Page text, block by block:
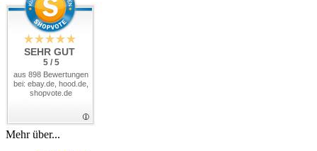
SEHR GUT
5 / 5
aus 898 Bewertungen
bei: ebay.de, hood.de,
shopvote.de
Mehr über...